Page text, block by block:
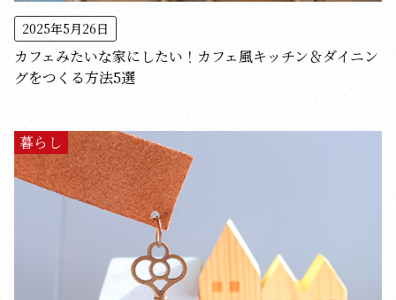
2025年5月26日
カフェみたいな家にしたい！カフェ風キッチン＆ダイニン
グをつくる方法5選
暮らし